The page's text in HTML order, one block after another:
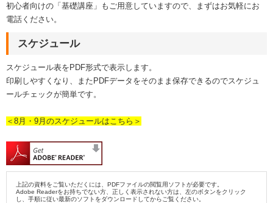
初心者向けの「基礎講座」もご用意していますので、まずはお気軽にお
電話ください。
スケジュール
スケジュール表をPDF形式で表示します。
印刷しやすくなり、またPDFデータをそのまま保存できるのでスケジュ
ールチェックが簡単です。
＜8月・9月のスケジュールはこちら＞
上記の資料をご覧いただくには、PDFファイルの閲覧用ソフトが必要です。
Adobe Readerをお持ちでない方、正しく表示されない方は、左のボタンをクリック
し、手順に従い最新のソフトをダウンロードしてからご覧ください。